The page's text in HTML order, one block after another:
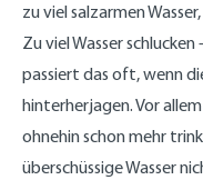
zu viel salzarmen
Zu viel Wasser
passiert das oft, wenn
hinterherjagen. Vor
ohnehin schon mehr
überschüssige Wasser